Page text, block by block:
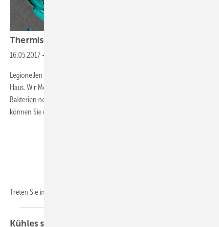
Thermische
16.05.2017 -
Legionellen kommen stets und gemeinsam mit dem Trinkwasser ins
Haus. Wir Menschen sind daran gewöhnt und bemerken diese
Bakterien normalerweise nicht. Erst wenn Sie sich kräftig vermehren,
können Sie uns gefährlich werden.
Treten Sie in großen Mengen auf, und werden sie dann in
Kühles soll kühl